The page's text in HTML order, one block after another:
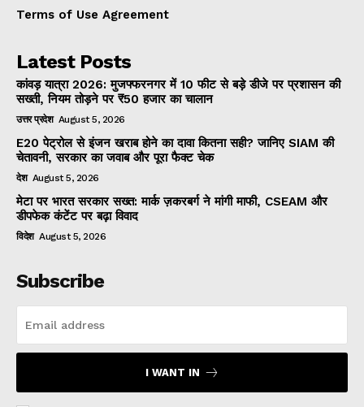
Terms of Use Agreement
Latest Posts
कांवड़ यात्रा 2026: मुजफ्फरनगर में 10 फीट से बड़े डीजे पर प्रशासन की
सख्ती, नियम तोड़ने पर ₹50 हजार का चालान
उत्तर प्रदेश August 5, 2026
E20 पेट्रोल से इंजन खराब होने का दावा कितना सही? जानिए SIAM की
चेतावनी, सरकार का जवाब और पूरा फैक्ट चेक
देश August 5, 2026
मेटा पर भारत सरकार सख्त: मार्क ज़करबर्ग ने मांगी माफी, CSEAM और
डीपफेक कंटेंट पर बढ़ा विवाद
विदेश August 5, 2026
Subscribe
I WANT IN